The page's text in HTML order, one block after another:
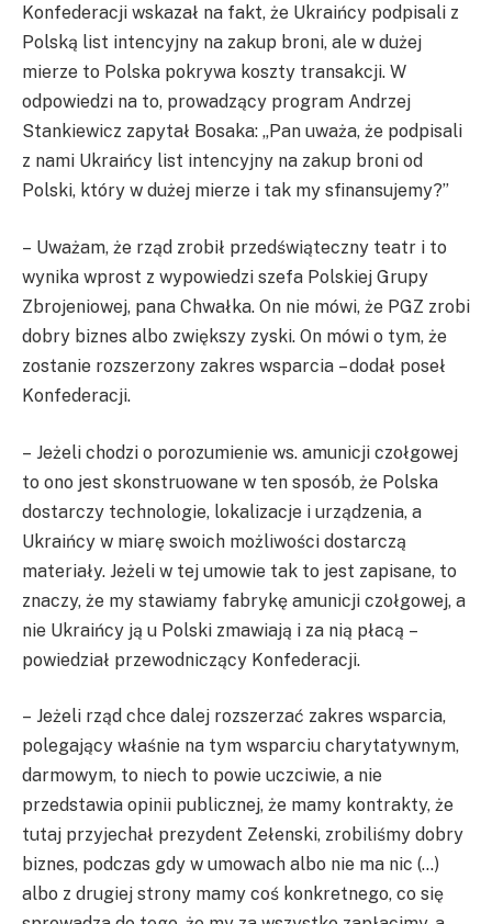
Konfederacji wskazał na fakt, że Ukraińcy podpisali z
Polską list intencyjny na zakup broni, ale w dużej
mierze to Polska pokrywa koszty transakcji. W
odpowiedzi na to, prowadzący program Andrzej
Stankiewicz zapytał Bosaka: „Pan uważa, że podpisali
z nami Ukraińcy list intencyjny na zakup broni od
Polski, który w dużej mierze i tak my sfinansujemy?”
– Uważam, że rząd zrobił przedświąteczny teatr i to
wynika wprost z wypowiedzi szefa Polskiej Grupy
Zbrojeniowej, pana Chwałka. On nie mówi, że PGZ zrobi
dobry biznes albo zwiększy zyski. On mówi o tym, że
zostanie rozszerzony zakres wsparcia – dodał poseł
Konfederacji.
– Jeżeli chodzi o porozumienie ws. amunicji czołgowej
to ono jest skonstruowane w ten sposób, że Polska
dostarczy technologie, lokalizacje i urządzenia, a
Ukraińcy w miarę swoich możliwości dostarczą
materiały. Jeżeli w tej umowie tak to jest zapisane, to
znaczy, że my stawiamy fabrykę amunicji czołgowej, a
nie Ukraińcy ją u Polski zmawiają i za nią płacą –
powiedział przewodniczący Konfederacji.
– Jeżeli rząd chce dalej rozszerzać zakres wsparcia,
polegający właśnie na tym wsparciu charytatywnym,
darmowym, to niech to powie uczciwie, a nie
przedstawia opinii publicznej, że mamy kontrakty, że
tutaj przyjechał prezydent Zełenski, zrobiliśmy dobry
biznes, podczas gdy w umowach albo nie ma nic (…)
albo z drugiej strony mamy coś konkretnego, co się